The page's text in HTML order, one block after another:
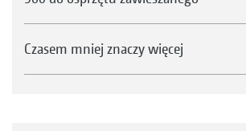
Czasem mniej znaczy więcej